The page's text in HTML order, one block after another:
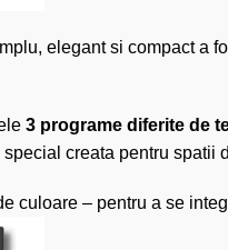
elegant si compact a
3 programe diferite de
special creata pentru spatii
culoare – pentru a se